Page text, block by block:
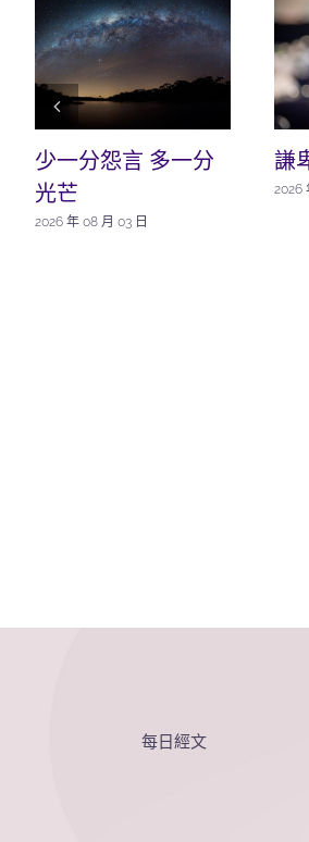
少一分怨言 多一分
光芒
2026 年 08 月 03 日
謙
2026
每日經文